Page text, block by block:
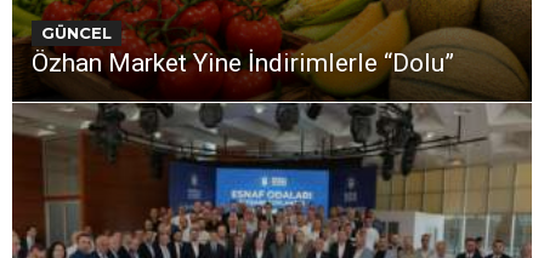
GÜNCEL
Özhan Market Yine İndirimlerle “Dolu”